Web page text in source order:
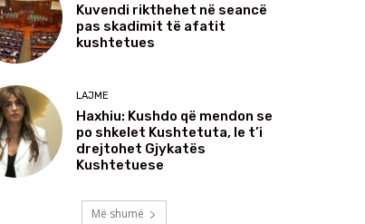
Kuvendi rikthehet në seancë
pas skadimit të afatit
kushtetues
LAJME
Haxhiu: Kushdo që mendon se
po shkelet Kushtetuta, le t’i
drejtohet Gjykatës
Kushtetuese
Më shumë